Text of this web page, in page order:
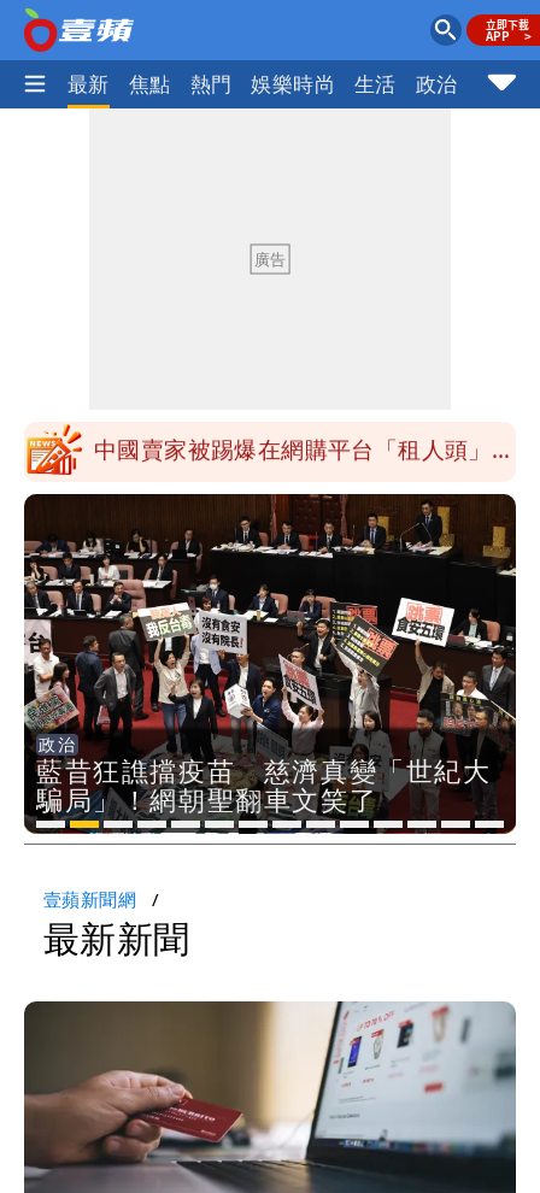
最新 焦點 熱門 娛樂時尚 生活 政治 社會
吳欣岱：完美偽裝台灣企業
白海豚今下午2點半發海警！陸警機率最
關之琳爆「奶孫戀」愛上小36歲男模
她親發聲回應了
兆基風暴｜前董座李建成今被檢調約談
最快今晚移送北檢複訊
買疫苗被詐10億！她籲慈濟公開說明
捐款人有權知真相
蔡英文變「台東蔡主委」嚇壞一堆人！他
驚：戰局變五五波
白海豚颱風攪局父親節！明雨量「紅到發
紫」
女律師詐慈濟10億 坐擁232公斤黃金仍
段對話催淚
演習登場！搭雙鐵、航班3大注意事項快
看
慈濟遭詐10.6億！網紅揪聲明「疑點重
蔣萬安民調只贏5％「現任優勢去哪？」
媒體人嘆：真的該緊張了
97萬網紅「肥大叔」驚傳猝逝！最後身
影曝 網驚覺不對
慈濟被騙10億！陳時中一語成讖 王必
國際
赴美生小孩注意！川普簽令「禁止生
育旅遊」 這群人拿不到美國公民
國際
吃生菜爆致命危機！美國激增2.2萬
病例 寄生蟲污染惹禍（壹蘋10點強
打）
政治
藍昔狂譙擋疫苗 慈濟真變「世紀大
騙局」！網朝聖翻車文笑了
生活
白海豚最快下午海警！大雨襲7縣
市 明恐發陸警
政治
蔡英文變「台東蔡主委」嚇壞一堆
人！他驚：戰局變五五波
娛樂時尚
97萬網紅「肥大叔」驚傳猝逝！最後
身影曝光 網驚覺不對勁
政治
蔣萬安民調只贏5％「現任優勢去
哪？」媒體人嘆：真的該緊張了
社會
女律師詐慈濟10億 坐擁232公斤黃
金仍接案！同業酸：我輩楷模
政治
慈濟被騙10億！陳時中一語成讖 王
必勝：時間久看出睿智
娛樂時尚
明金成離世留下雙胞胎 4歲兒與老
師一段對話催淚
娛樂時尚
「2026第二屆蘋果愛美獎」網路票
選開跑！愛美大使楊謹華邀你應援專
業 抽40萬豪禮
社會
慈濟遭詐10億！律師看聲明揪「3點
怪」：不像被害人
娛樂時尚
老公外遇後…欣西亞曝修復內幕！曬
牽手照「2人身體卻僵硬」
社會
BNT採購遭詐10.6億！網紅稱慈濟聲
明「疑點重重」
國際
赴美生小孩注意！川普簽令「禁止生
育旅遊」 這群人拿不到美國公民
國際
吃生菜爆致命危機！美國激增2.2萬
病例 寄生蟲污染惹禍（壹蘋10點強
打）
壹蘋新聞網
最新新聞